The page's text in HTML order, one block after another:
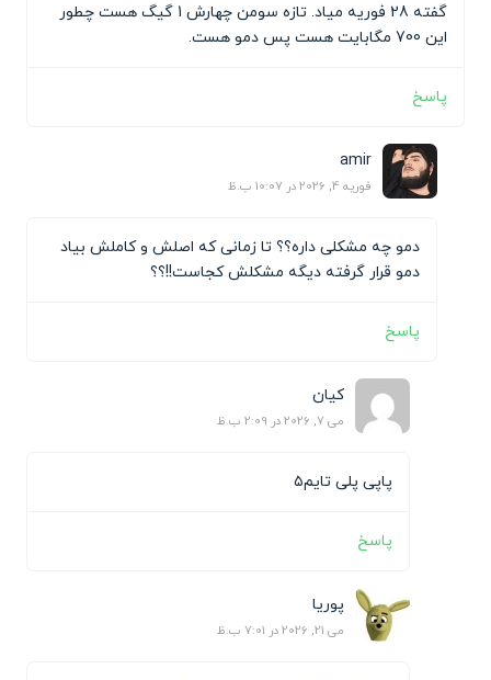
گفته 28 فوریه میاد. تازه سومن چهارش 1 گیگ هست چطور
این 700 مگابایت هست پس دمو هست.
پاسخ
amir
فوریه 4, 2026 در 10:07 ب.ظ
دمو چه مشکلی داره؟؟ تا زمانی که اصلش و کاملش بیاد
دمو قرار گرفته دیگه مشکلش کجاست!!؟؟
پاسخ
کیان
می 7, 2026 در 2:09 ب.ظ
پاپی پلی تایم۵
پاسخ
پوریا
می 21, 2026 در 7:01 ب.ظ